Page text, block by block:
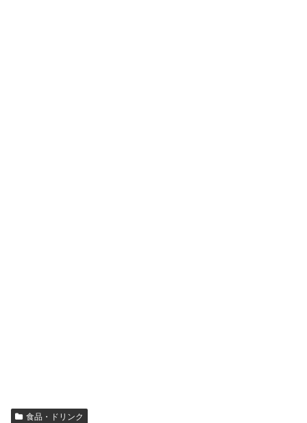
食品・ドリンク